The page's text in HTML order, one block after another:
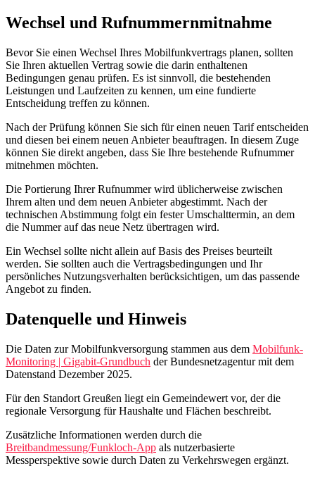
Wechsel und Rufnummernmitnahme
Bevor Sie einen Wechsel Ihres Mobilfunkvertrags planen, sollten
Sie Ihren aktuellen Vertrag sowie die darin enthaltenen
Bedingungen genau prüfen. Es ist sinnvoll, die bestehenden
Leistungen und Laufzeiten zu kennen, um eine fundierte
Entscheidung treffen zu können.
Nach der Prüfung können Sie sich für einen neuen Tarif entscheiden
und diesen bei einem neuen Anbieter beauftragen. In diesem Zuge
können Sie direkt angeben, dass Sie Ihre bestehende Rufnummer
mitnehmen möchten.
Die Portierung Ihrer Rufnummer wird üblicherweise zwischen
Ihrem alten und dem neuen Anbieter abgestimmt. Nach der
technischen Abstimmung folgt ein fester Umschalttermin, an dem
die Nummer auf das neue Netz übertragen wird.
Ein Wechsel sollte nicht allein auf Basis des Preises beurteilt
werden. Sie sollten auch die Vertragsbedingungen und Ihr
persönliches Nutzungsverhalten berücksichtigen, um das passende
Angebot zu finden.
Datenquelle und Hinweis
Die Daten zur Mobilfunkversorgung stammen aus dem Mobilfunk-
Monitoring | Gigabit-Grundbuch der Bundesnetzagentur mit dem
Datenstand Dezember 2025.
Für den Standort Greußen liegt ein Gemeindewert vor, der die
regionale Versorgung für Haushalte und Flächen beschreibt.
Zusätzliche Informationen werden durch die
Breitbandmessung/Funkloch-App als nutzerbasierte
Messperspektive sowie durch Daten zu Verkehrswegen ergänzt.